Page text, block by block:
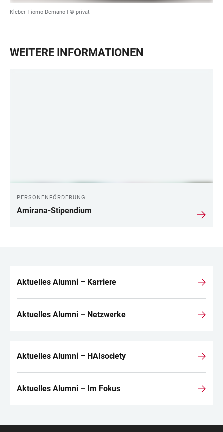
Kleber Tiomo Demano | © privat
WEITERE INFORMATIONEN
PERSONENFÖRDERUNG
Amirana-Stipendium
LINKS
Aktuelles Alumni – Karriere
Aktuelles Alumni – Netzwerke
Aktuelles Alumni – HAIsociety
Aktuelles Alumni – Im Fokus